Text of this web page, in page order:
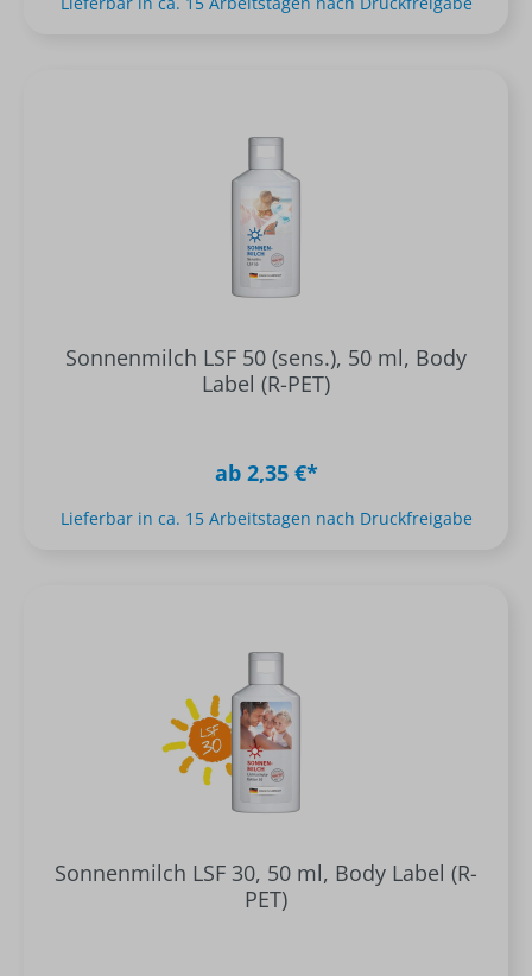
Sonnenmilch LSF 50 (sens.), 50 ml, Body
Label (R-PET)
ab 2,35 €*
Lieferbar in ca. 15 Arbeitstagen nach Druckfreigabe
Sonnenmilch LSF 30, 50 ml, Body Label (R-
PET)